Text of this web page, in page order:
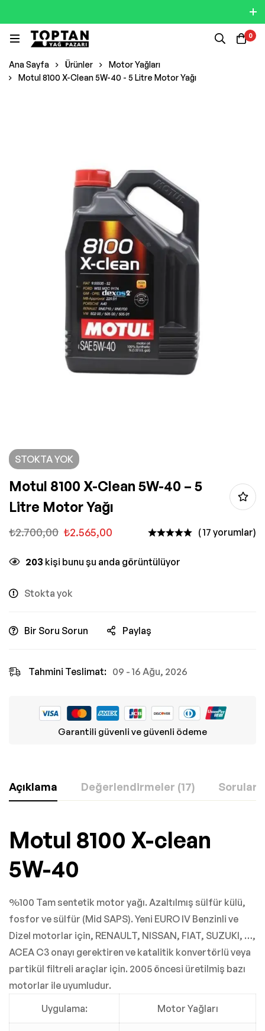
0
Ana Sayfa Ürünler
Motor Yağları
Motul 8100 X-Clean 5W-40 - 5 Litre Motor Yağı
STOKTA YOK
Motul 8100 X-Clean 5W-40 – 5
Litre Motor Yağı
₺2.700,00 ₺2.565,00 ( 17 yorumlar)
203 kişi bunu şu anda görüntülüyor
Stokta yok
Bir Soru Sorun Paylaş
Tahmini Teslimat: 09 - 16 Ağu, 2026
Garantili güvenli ve güvenli ödeme
Açıklama Değerlendirmeler (17) Sorular
Motul 8100 X-clean
5W-40
%100 Tam sentetik motor yağı. Azaltılmış sülfür külü,
fosfor ve sülfür (Mid SAPS). Yeni EURO IV Benzinli ve
Dizel motorlar için, RENAULT, NISSAN, FIAT, SUZUKI, …,
ACEA C3 onayı gerektiren ve katalitik konvertörlü veya
partikül filtreli araçlar için. 2005 öncesi üretilmiş bazı
motorlar ile uyumludur.
Uygulama:
Motor Yağları